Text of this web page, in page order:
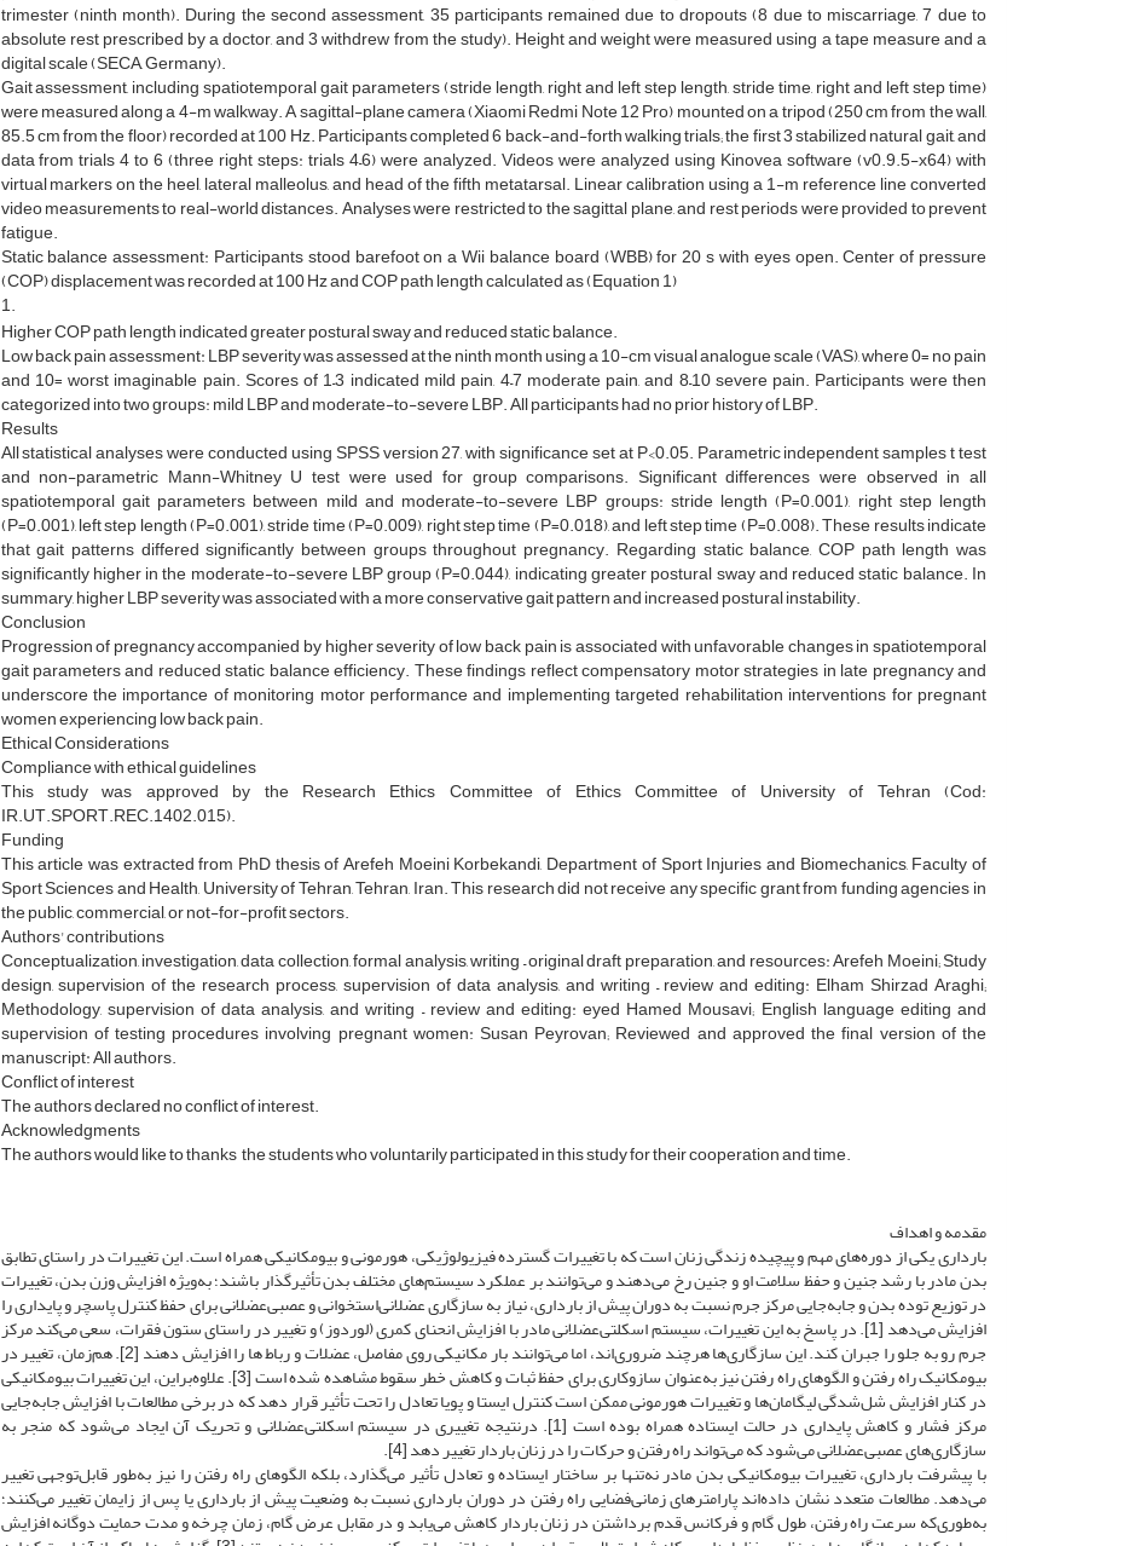
trimester (ninth month). During the second assessment, 35 participants remained due to dropouts (8 due to miscarriage, 7 due to
absolute rest prescribed by a doctor, and 3 withdrew from the study). Height and weight were measured using a tape measure and a
digital scale (SECA, Germany).
Gait assessment, including spatiotemporal gait parameters (stride length, right and left step length, stride time, right and left step time)
were measured along a 4-m walkway. A sagittal-plane camera (Xiaomi Redmi Note 12 Pro) mounted on a tripod (250 cm from the wall,
85.5 cm from the floor) recorded at 100 Hz. Participants completed 6 back-and-forth walking trials; the first 3 stabilized natural gait, and
data from trials 4 to 6 (three right steps: trials 4–6) were analyzed. Videos were analyzed using Kinovea software (v0.9.5-x64) with
virtual markers on the heel, lateral malleolus, and head of the fifth metatarsal. Linear calibration using a 1-m reference line converted
video measurements to real-world distances. Analyses were restricted to the sagittal plane, and rest periods were provided to prevent
fatigue.
Static balance assessment: Participants stood barefoot on a Wii balance board (WBB) for 20 s with eyes open. Center of pressure
(COP) displacement was recorded at 100 Hz and COP path length calculated as (Equation 1)
1.
Higher COP path length indicated greater postural sway and reduced static balance.
Low back pain assessment: LBP severity was assessed at the ninth month using a 10-cm visual analogue scale (VAS), where 0= no pain
and 10= worst imaginable pain. Scores of 1–3 indicated mild pain, 4–7 moderate pain, and 8–10 severe pain. Participants were then
categorized into two groups: mild LBP and moderate-to-severe LBP. All participants had no prior history of LBP.
Results
All statistical analyses were conducted using SPSS version 27, with significance set at P<0.05. Parametric independent samples t test
and non-parametric Mann-Whitney U test were used for group comparisons. Significant differences were observed in all
spatiotemporal gait parameters between mild and moderate-to-severe LBP groups: stride length (P=0.001), right step length
(P=0.001), left step length (P=0.001), stride time (P=0.009), right step time (P=0.018), and left step time (P=0.008). These results indicate
that gait patterns differed significantly between groups throughout pregnancy. Regarding static balance, COP path length was
significantly higher in the moderate-to-severe LBP group (P=0.044), indicating greater postural sway and reduced static balance. In
summary, higher LBP severity was associated with a more conservative gait pattern and increased postural instability.
Conclusion
Progression of pregnancy accompanied by higher severity of low back pain is associated with unfavorable changes in spatiotemporal
gait parameters and reduced static balance efficiency. These findings reflect compensatory motor strategies in late pregnancy and
underscore the importance of monitoring motor performance and implementing targeted rehabilitation interventions for pregnant
women experiencing low back pain.
Ethical Considerations
Compliance with ethical guidelines
This study was approved by the Research Ethics Committee of Ethics Committee of University of Tehran (Cod:
IR.UT.SPORT.REC.1402.015).
Funding
This article was extracted from PhD thesis of Arefeh Moeini Korbekandi, Department of Sport Injuries and Biomechanics, Faculty of
Sport Sciences and Health, University of Tehran, Tehran, Iran. This research did not receive any specific grant from funding agencies in
the public, commercial, or not-for-profit sectors.
Authors' contributions
Conceptualization, investigation, data collection, formal analysis, writing – original draft preparation, and resources: Arefeh Moeini; Study
design, supervision of the research process, supervision of data analysis, and writing – review and editing: Elham Shirzad Araghi;
Methodology, supervision of data analysis, and writing – review and editing: eyed Hamed Mousavi; English language editing and
supervision of testing procedures involving pregnant women: Susan Peyrovan; Reviewed and approved the final version of the
manuscript: All authors.
Conflict of interest
The authors declared no conflict of interest.
Acknowledgments
The authors would like to thanks the students who voluntarily participated in this study for their cooperation and time.
مقدمه و اهداف
بارداری یکی از دوره‌‌های مهم و پیچیده زندگی زنان است که با تغییرات گسترده فیزیولوژیکی، هورمونی و بیومکانیکی همراه است. این تغییرات در راستای تطابق
بدن مادر با رشد جنین و حفظ سلامت او و جنین رخ می‌دهند و می‌توانند بر عملکرد سیستم‌های مختلف بدن تأثیر‌گذار باشند؛ به‌‌ویژه افزایش وزن بدن، تغییرات
در توزیع توده بدن و جابه‌جایی مرکز جرم نسبت به دوران پیش از بارداری، نیاز به سازگاری عضلانی‌استخوانی و عصبی‌عضلانی برای حفظ کنترل پاسچر و پایداری را
افزایش می‌دهد [1]. در پاسخ به این تغییرات، سیستم اسکلتی‌عضلانی مادر با افزایش انحنای کمری (لوردوز) و تغییر در راستای ستون فقرات، سعی می‌کند مرکز
جرم رو به جلو را جبران کند. این سازگاری‌‌ها هرچند ضروری‌‌اند، اما می‌توانند بار مکانیکی روی مفاصل، عضلات و رباط ‌ها را افزایش دهند [2]. هم‌زمان، تغییر در
بیومکانیک راه رفتن و الگو‌های راه رفتن نیز به‌‌عنوان سازوکاری برای حفظ ثبات و کاهش خطر سقوط مشاهده شده است [3]. علاوه‌بر‌این، این تغییرات بیومکانیکی
در کنار افزایش شل‌شدگی لیگامان‌‌ها و تغییرات هورمونی ممکن است کنترل ایستا و پویا تعادل را تحت تأثیر قرار دهد که در برخی مطالعات با افزایش جابه‌جایی
مرکز فشار و کاهش پایداری در حالت ایستاده همراه بوده است [1]. در‌نتیجه تغییری در سیستم اسکلتی‌عضلانی و تحریک آن ایجاد می‌شود که منجر به
سازگاری‌های عصبی‌عضلانی می‌شود که می‌تواند راه رفتن و حرکات را در زنان باردار تغییر دهد [4].
با پیشرفت بارداری، تغییرات بیومکانیکی بدن مادر نه‌تنها بر ساختار ایستاده و تعادل تأثیر می‌گذارد، بلکه الگوهای راه رفتن را نیز به‌طور قابل‌توجهی تغییر
می‌دهد. مطالعات متعدد نشان داده‌‌اند پارامتر‌های زمانی‌فضایی راه ‌رفتن در دوران بارداری نسبت به وضعیت پیش از بارداری یا پس از زایمان تغییر می‌کنند؛
به‌طوری‌که سرعت راه رفتن، طول گام و فرکانس قدم برداشتن در زنان باردار کاهش می‌یابد و در مقابل عرض گام، زمان چرخه و مدت حمایت دوگانه افزایش